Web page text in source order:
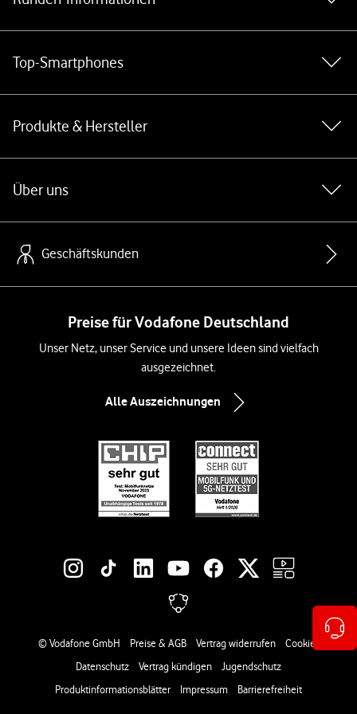
Top-Smartphones
Produkte & Hersteller
Über uns
Geschäftskunden
Preise für Vodafone Deutschland
Unser Netz, unser Service und unsere Ideen sind vielfach
ausgezeichnet.
Alle Auszeichnungen
Social-Media-Links
Rechtliche Links
© Vodafone GmbH Preise & AGB Vertrag widerrufen
Cookies
Datenschutz
Vertrag kündigen
Jugendschutz
Produktinformationsblätter
Impressum Barrierefreiheit